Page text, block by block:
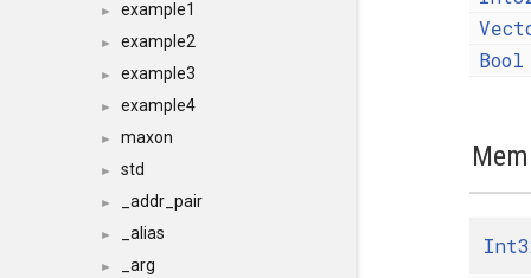
► example1
► example2
► example3
► example4
► maxon
► std
► _addr_pair
► _alias
► _arg
Bool